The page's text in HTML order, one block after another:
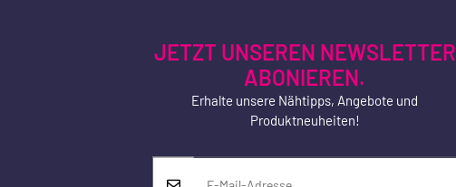
JETZT UNSEREN NEWSLETTER
ABONIEREN.
Erhalte unsere Nähtipps, Angebote und
Produktneuheiten!